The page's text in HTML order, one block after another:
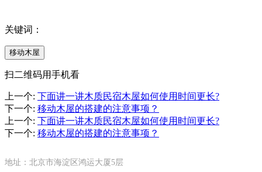
关键词：
移动木屋
扫二维码用手机看
上一个: 下面讲一讲木质民宿木屋如何使用时间更长?
下一个: 移动木屋的搭建的注意事项？
上一个: 下面讲一讲木质民宿木屋如何使用时间更长?
下一个: 移动木屋的搭建的注意事项？
地址：北京市海淀区鸿运大厦5层